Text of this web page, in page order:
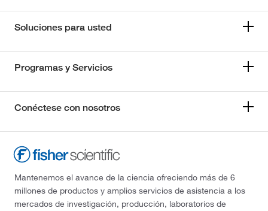
Soluciones para usted
Programas y Servicios
Conéctese con nosotros
Mantenemos el avance de la ciencia ofreciendo más de 6
millones de productos y amplios servicios de asistencia a los
mercados de investigación, producción, laboratorios de